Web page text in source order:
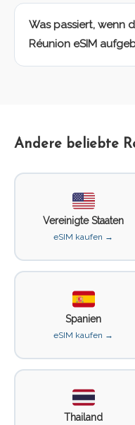
Was passiert, wenn
Réunion eSIM
Andere beliebte
Vereinigte Staaten
eSIM kaufen →
Spanien
eSIM kaufen →
Thailand